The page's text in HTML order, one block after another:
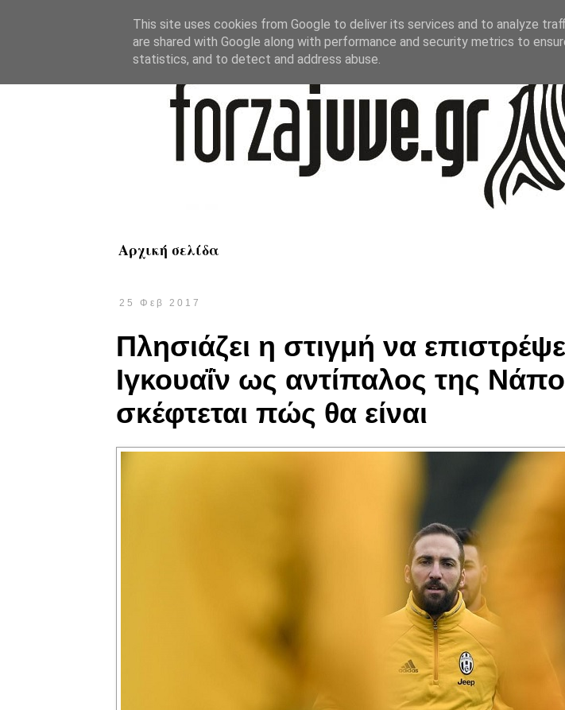
Αρχική σελίδα
25 Φεβ 2017
Πλησιάζει η στιγμή να
Ιγκουαΐν ως αντίπαλος της
σκέφτεται πώς θα είναι
This site uses cookies from Google to deliver its services and to analyze
are shared with Google along with performance and security metrics to
statistics, and to detect and address abuse.